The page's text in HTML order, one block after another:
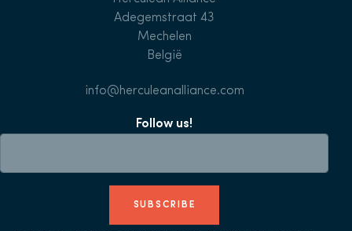
Adegemstraat 43
Mechelen
België
info@herculeanalliance.com
Follow us!
SUBSCRIBE